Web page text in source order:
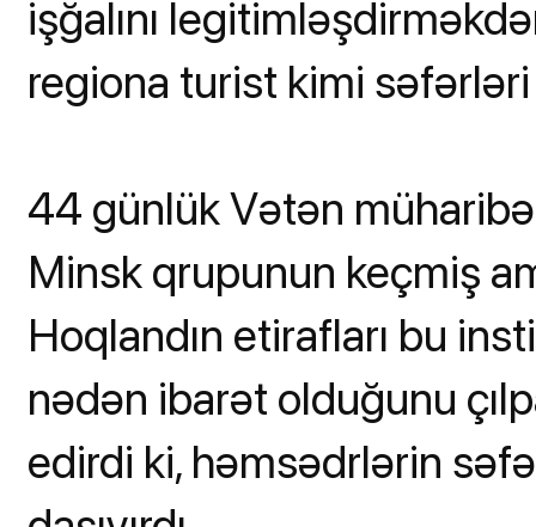
işğalını
regiona turist kimi
44 günlük Vətən
Minsk qrupunun keçmiş
Hoqlandın etirafları bu
nədən ibarət olduğunu
edirdi ki, həmsədrlərin